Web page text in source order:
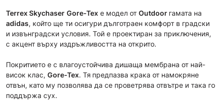
Terrex Skychaser Gore-Tex е модел от Outdoor гамата на
adidas, който ще ти осигури дълготраен комфорт в градски
и извънградски условия. Той е проектиран за приключения,
с акцент върху издръжливостта на открито.
Покритието е с влагоустойчива дишаща мембрана от най-
висок клас, Gore-Tex. Тя предпазва крака от намокряне
отвън, като му позволява да се проветрява отвътре и така го
поддържа сух.